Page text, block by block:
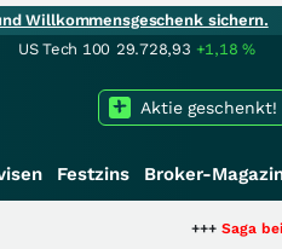
Willkommensgeschenk sichern.
US Tech 100 29.728,93 +1,18%
Aktie geschenkt!
Festzins Broker-
Saga bei 0,53